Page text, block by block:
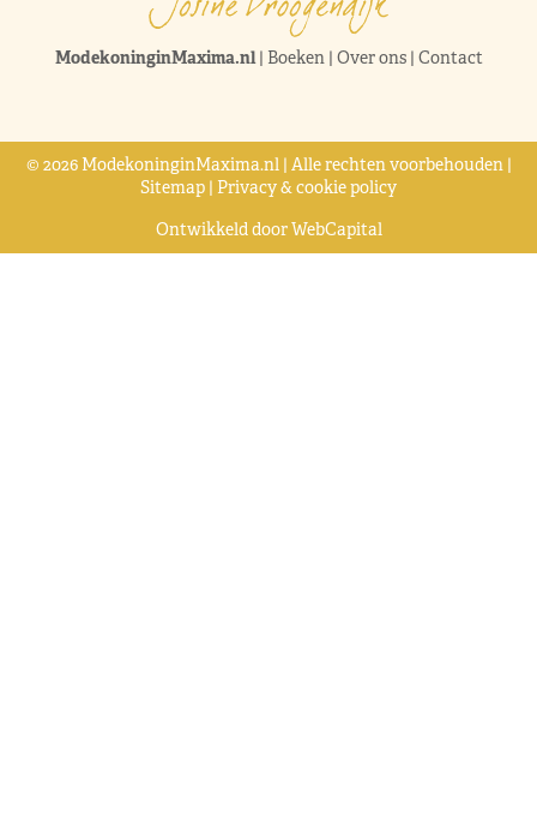
ModekoninginMaxima.nl| Boeken| Over ons| Contact
© 2026 ModekoninginMaxima.nl | Alle rechten voorbehouden |
Sitemap | Privacy & cookie policy
Ontwikkeld doorWebCapital